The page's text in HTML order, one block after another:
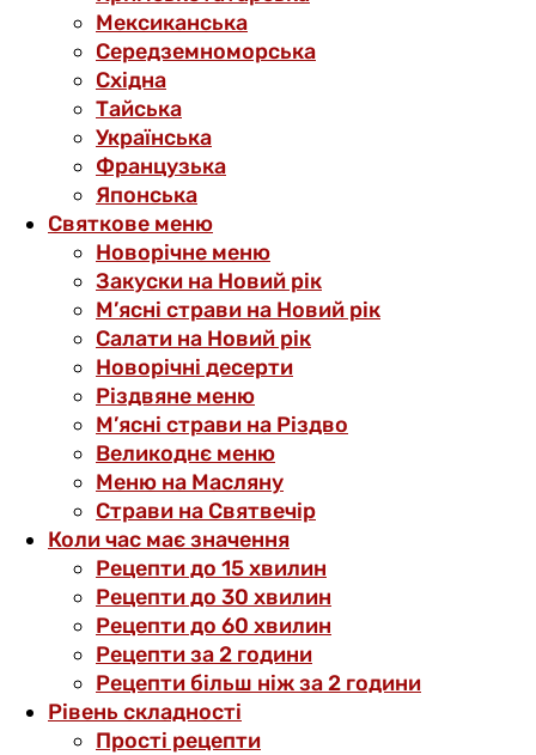
Мексиканська
Середземноморська
Східна
Тайська
Українська
Французька
Японська
Святкове меню
Новорічне меню
Закуски на Новий рік
М’ясні страви на Новий рік
Салати на Новий рік
Новорічні десерти
Різдвяне меню
М’ясні страви на Різдво
Великоднє меню
Меню на Масляну
Страви на Святвечір
Коли час має значення
Рецепти до 15 хвилин
Рецепти до 30 хвилин
Рецепти до 60 хвилин
Рецепти за 2 години
Рецепти більш ніж за 2 години
Рівень складності
Прості рецепти